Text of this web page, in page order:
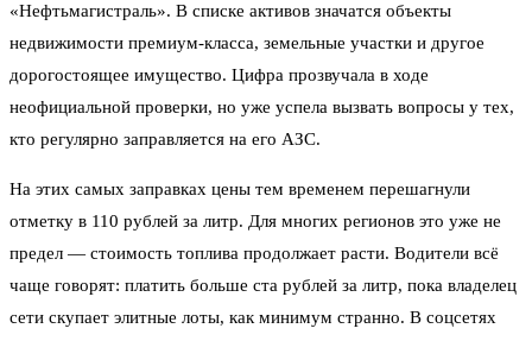
«Нефтьмагистраль». В списке активов значатся объекты
недвижимости премиум-класса, земельные участки и другое
дорогостоящее имущество. Цифра прозвучала в ходе
неофициальной проверки, но уже успела вызвать вопросы у тех,
кто регулярно заправляется на его АЗС.
На этих самых заправках цены тем временем перешагнули
отметку в 110 рублей за литр. Для многих регионов это уже не
предел — стоимость топлива продолжает расти. Водители всё
чаще говорят: платить больше ста рублей за литр, пока владелец
сети скупает элитные лоты, как минимум странно. В соцсетях